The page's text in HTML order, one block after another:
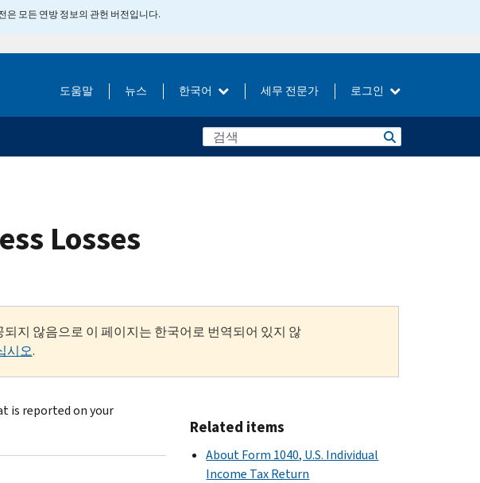
은 모든 연방 정보의 관헌 버전입니다.
도움말 뉴스 한국어 세무 전문가 로그인
Losses
지 않음으로 이 페이지는 한국어로 번역되어 있지 않
시오.
is reported on your
Related items
About Form 1040, U.S. Individual
Income Tax Return